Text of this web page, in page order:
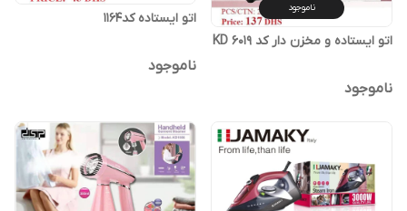
ناموجود
اتو ایستاده و مخزن دار کد KD 6019
ناموجود
اتو ایستاده کد1164
ناموجود